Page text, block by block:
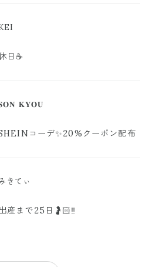
日☕️
𝐊𝐘𝐎𝐔
コーデ✨20%クーポン配布
きてぃ
出産まで25日🤰🏻‼️